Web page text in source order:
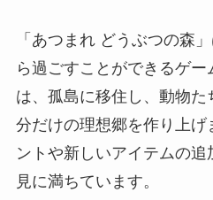
「あつまれ どうぶつの森
ら過ごすことができるゲ
は、孤島に移住し、動物た
分だけの理想郷を作り上
ントや新しいアイテムの
見に満ちています。